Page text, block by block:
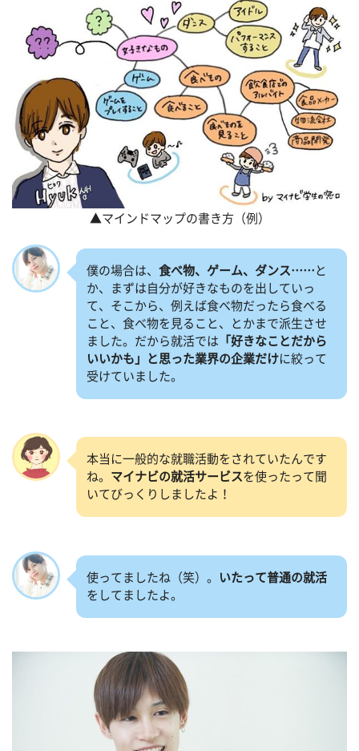
▲マインドマップの書き方（例）
僕の場合は、 食べ物、ゲーム、ダンス…… と
か、まずは自分が好きなものを出していっ
て、そこから、例えば食べ物だったら食べる
こと、食べ物を見ること、とかまで派生させ
ました。だから就活では 「好きなことだから
いいかも」と思った業界の企業だけに絞って
受けていました。
本当に一般的な就職活動をされていたんです
ね。 マイナビの就活サービスを使ったって聞
いてびっくりしましたよ！
使ってましたね（笑）。
いたって普通の就活
をしてましたよ。